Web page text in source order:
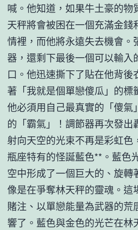
喊。他知道，如果牛土豪的物
天秤將會被困在一個充滿金錢
情裡，而他將永遠失去機會。
器，還剩下最後一個可以輸入
口。他迅速撕下了貼在他背後
著「我就是個單戀傻瓜」的標
他必須用自己最真實的「傻氣
的「霸氣」！調節器再次發出
射向天空的光束不再是彩虹色
瓶座特有的怪誕藍色**。藍色
空中形成了一個巨大的、旋轉
像是在爭奪林天秤的靈魂。這
賭注、以單戀能量為武器的荒
響了。藍色與金色的光芒在林